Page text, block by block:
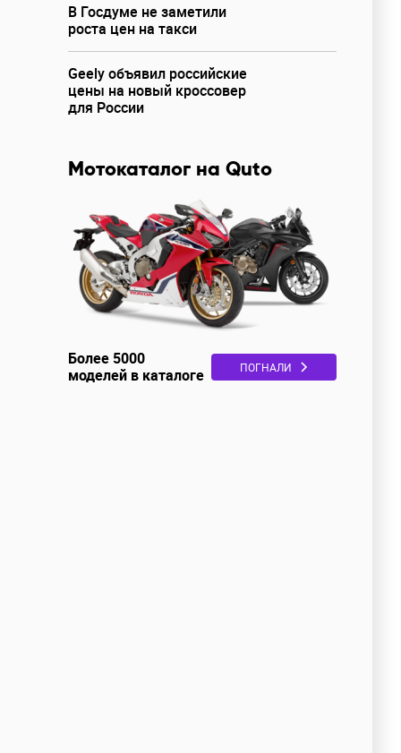
В Госдуме не заметили
роста цен на такси
Geely объявил российские
цены на новый кроссовер
для России
Мотокаталог на Quto
Более 5000
моделей в каталоге
ПОГНАЛИ